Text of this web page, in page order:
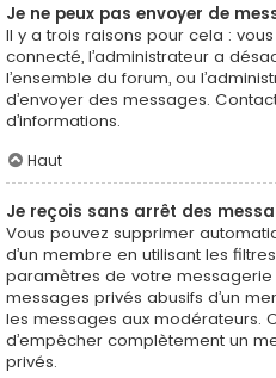
Je ne peux pas envoyer de
Il y a trois raisons pour cela :
connecté, l’administrateur a
l’ensemble du forum, ou
d’envoyer des messages.
d’informations.
Haut
Je reçois sans arrêt des
Vous pouvez supprimer
d’un membre en utilisant les
paramètres de votre messagerie
messages privés abusifs d’un
les messages aux modérateurs.
d’empêcher complètement un
privés.